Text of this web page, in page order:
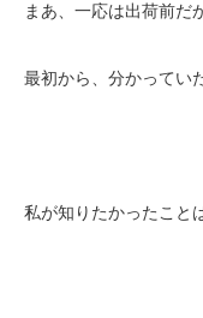
まあ、一応は出荷前だ
最初から、分かってい
私が知りたかったこと